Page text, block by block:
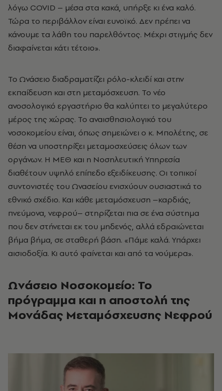
λόγω COVID – μέσα στα κακά, υπήρξε κι ένα καλό.
Τώρα το περιβάλλον είναι ευνοϊκό. Δεν πρέπει να
κάνουμε τα λάθη του παρελθόντος. Μέχρι στιγμής δεν
διαφαίνεται κάτι τέτοιο».
Το Ωνάσειο διαδραματίζει ρόλο-κλειδί και στην
εκπαίδευση και στη μεταμόσχευση. Το νέο
ανοσολογικό εργαστήριο θα καλύπτει το μεγαλύτερο
μέρος της χώρας. Το αναισθησιολογικό του
νοσοκομείου είναι, όπως σημειώνει ο κ. Μπολέτης, σε
θέση να υποστηρίξει μεταμοσχεύσεις όλων των
οργάνων. Η ΜΕΘ και η Νοσηλευτική Υπηρεσία
διαθέτουν υψηλό επίπεδο εξειδίκευσης. Οι τοπικοί
συντονιστές του Ωνασείου ενισχύουν ουσιαστικά το
εθνικό σχέδιο. Και κάθε μεταμόσχευση –καρδιάς,
πνεύμονα, νεφρού– στηρίζεται πια σε ένα σύστημα
που δεν στήνεται εκ του μηδενός, αλλά εδραιώνεται
βήμα βήμα, σε σταθερή βάση. «Πάμε καλά. Υπάρχει
αισιοδοξία. Κι αυτό φαίνεται και από τα νούμερα».
Ωνάσειο Νοσοκομείο: Το
πρόγραμμα και η αποστολή της
Μονάδας Μεταμόσχευσης Νεφρού